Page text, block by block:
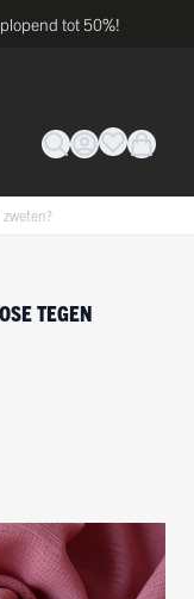
tot 50%!
TEGEN